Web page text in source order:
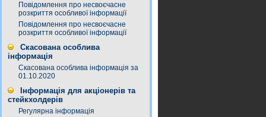
Повідомлення про несвоєчасне
розкриття особливої інформації
Повідомлення про несвоєчасне
розкриття особливої інформації
Скасована особлива
інформація
Скасована особлива інформація за
01.10.2020
Інформація для акціонерів та
стейкхолдерів
Регулярна інформація